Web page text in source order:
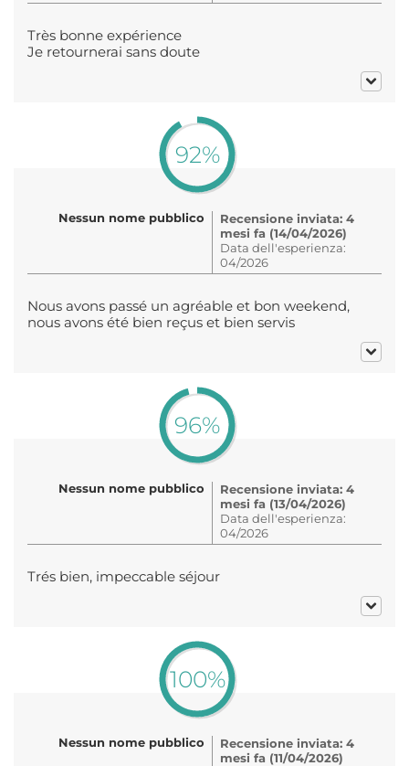
Très bonne expérience
Je retournerai sans doute
92%
Nessun nome pubblico
Recensione inviata: 4
mesi fa (14/04/2026)
Data dell'esperienza:
04/2026
Nous avons passé un agréable et bon weekend,
nous avons été bien reçus et bien servis
96%
Nessun nome pubblico
Recensione inviata: 4
mesi fa (13/04/2026)
Data dell'esperienza:
04/2026
Trés bien, impeccable séjour
100%
Nessun nome pubblico
Recensione inviata: 4
mesi fa (11/04/2026)